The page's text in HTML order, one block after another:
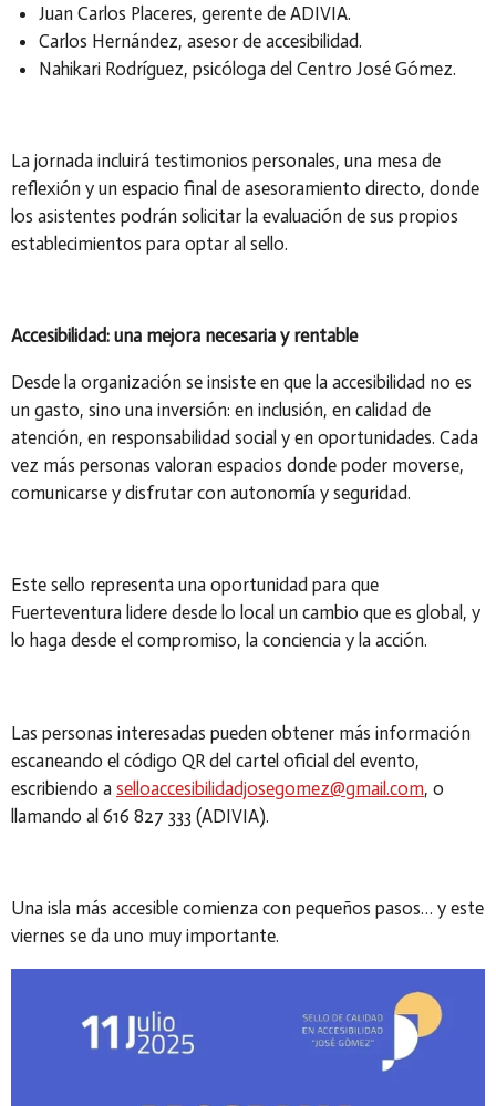
Juan Carlos Placeres, gerente de ADIVIA.
Carlos Hernández, asesor de accesibilidad.
Nahikari Rodríguez, psicóloga del Centro José Gómez.
La jornada incluirá testimonios personales, una mesa de
reflexión y un espacio final de asesoramiento directo, donde
los asistentes podrán solicitar la evaluación de sus propios
establecimientos para optar al sello.
Accesibilidad: una mejora necesaria y rentable
Desde la organización se insiste en que la accesibilidad no es
un gasto, sino una inversión: en inclusión, en calidad de
atención, en responsabilidad social y en oportunidades. Cada
vez más personas valoran espacios donde poder moverse,
comunicarse y disfrutar con autonomía y seguridad.
Este sello representa una oportunidad para que
Fuerteventura lidere desde lo local un cambio que es global, y
lo haga desde el compromiso, la conciencia y la acción.
Las personas interesadas pueden obtener más información
escaneando el código QR del cartel oficial del evento,
escribiendo a selloaccesibilidadjosegomez@gmail.com, o
llamando al 616 827 333 (ADIVIA).
Una isla más accesible comienza con pequeños pasos… y este
viernes se da uno muy importante.